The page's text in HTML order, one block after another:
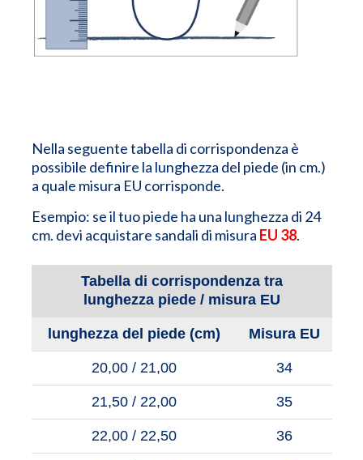
Nella seguente tabella di corrispondenza è
possibile definire la lunghezza del piede (in cm.)
a quale misura EU corrisponde.
Esempio: se il tuo piede ha una lunghezza di 24
cm. devi acquistare sandali di misura EU 38.
Tabella di corrispondenza tra
lunghezza piede / misura EU
lunghezza del piede (cm) Misura EU
20,00 / 21,00 34
21,50 / 22,00 35
22,00 / 22,50 36